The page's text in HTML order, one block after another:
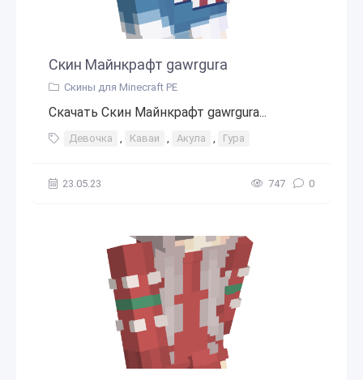
Скин Майнкрафт gawrgura
Скины для Minecraft PE
Скачать Скин Майнкрафт gawrgura...
Девочка , Каваи , Акула , Гура
23.05.23 747 0